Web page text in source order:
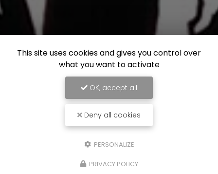
This site uses cookies and gives you control over
what you want to activate
OK, accept all
Deny all cookies
PERSONALIZE
PRIVACY POLICY